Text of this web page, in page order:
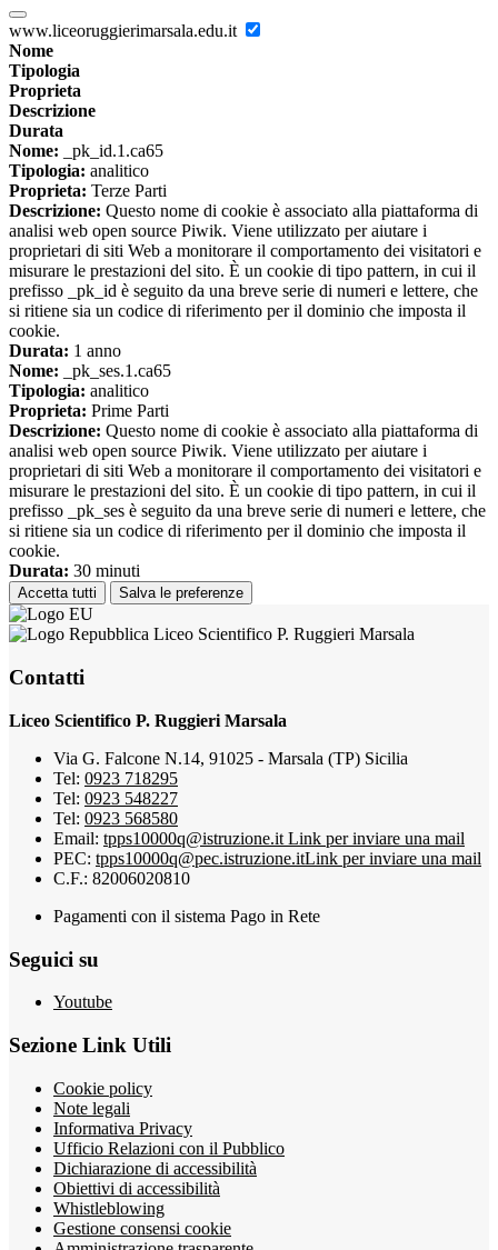
www.liceoruggierimarsala.edu.it
Nome
Tipologia
Proprieta
Descrizione
Durata
Nome: _pk_id.1.ca65
Tipologia: analitico
Proprieta: Terze Parti
Descrizione: Questo nome di cookie è associato alla piattaforma di
analisi web open source Piwik. Viene utilizzato per aiutare i
proprietari di siti Web a monitorare il comportamento dei visitatori e
misurare le prestazioni del sito. È un cookie di tipo pattern, in cui il
prefisso _pk_id è seguito da una breve serie di numeri e lettere, che
si ritiene sia un codice di riferimento per il dominio che imposta il
cookie.
Durata: 1 anno
Nome: _pk_ses.1.ca65
Tipologia: analitico
Proprieta: Prime Parti
Descrizione: Questo nome di cookie è associato alla piattaforma di
analisi web open source Piwik. Viene utilizzato per aiutare i
proprietari di siti Web a monitorare il comportamento dei visitatori e
misurare le prestazioni del sito. È un cookie di tipo pattern, in cui il
prefisso _pk_ses è seguito da una breve serie di numeri e lettere, che
si ritiene sia un codice di riferimento per il dominio che imposta il
cookie.
Durata: 30 minuti
Accetta tutti Salva le preferenze
Liceo Scientifico P. Ruggieri Marsala
Contatti
Liceo Scientifico P. Ruggieri Marsala
Via G. Falcone N.14, 91025 - Marsala (TP) Sicilia
Tel: 0923 718295
Tel: 0923 548227
Tel: 0923 568580
Email: tpps10000q@istruzione.it Link per inviare una mail
PEC: tpps10000q@pec.istruzione.itLink per inviare una mail
C.F.: 82006020810
Pagamenti con il sistema Pago in Rete
Seguici su
Youtube
Sezione Link Utili
Cookie policy
Note legali
Informativa Privacy
Ufficio Relazioni con il Pubblico
Dichiarazione di accessibilità
Obiettivi di accessibilità
Whistleblowing
Gestione consensi cookie